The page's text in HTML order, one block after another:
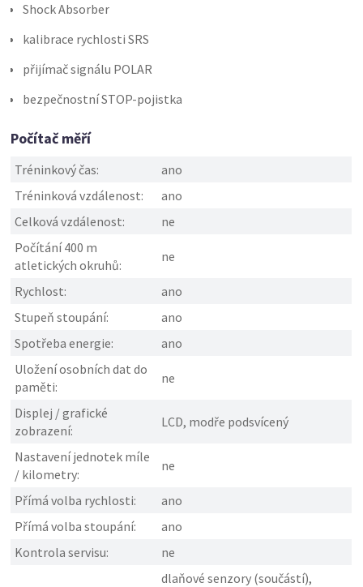
Shock Absorber
kalibrace rychlosti SRS
přijímač signálu POLAR
bezpečnostní STOP-pojistka
Počítač měří
Tréninkový čas:
ano
Tréninková vzdálenost:
ano
Celková vzdálenost:
ne
Počítání 400 m
atletických okruhů:
ne
Rychlost:
ano
Stupeň stoupání:
ano
Spotřeba energie:
ano
Uložení osobních dat do
paměti:
ne
Displej / grafické
zobrazení:
LCD, modře podsvícený
Nastavení jednotek míle
/ kilometry:
ne
Přímá volba rychlosti:
ano
Přímá volba stoupání:
ano
Kontrola servisu:
ne
dlaňové senzory (součástí),